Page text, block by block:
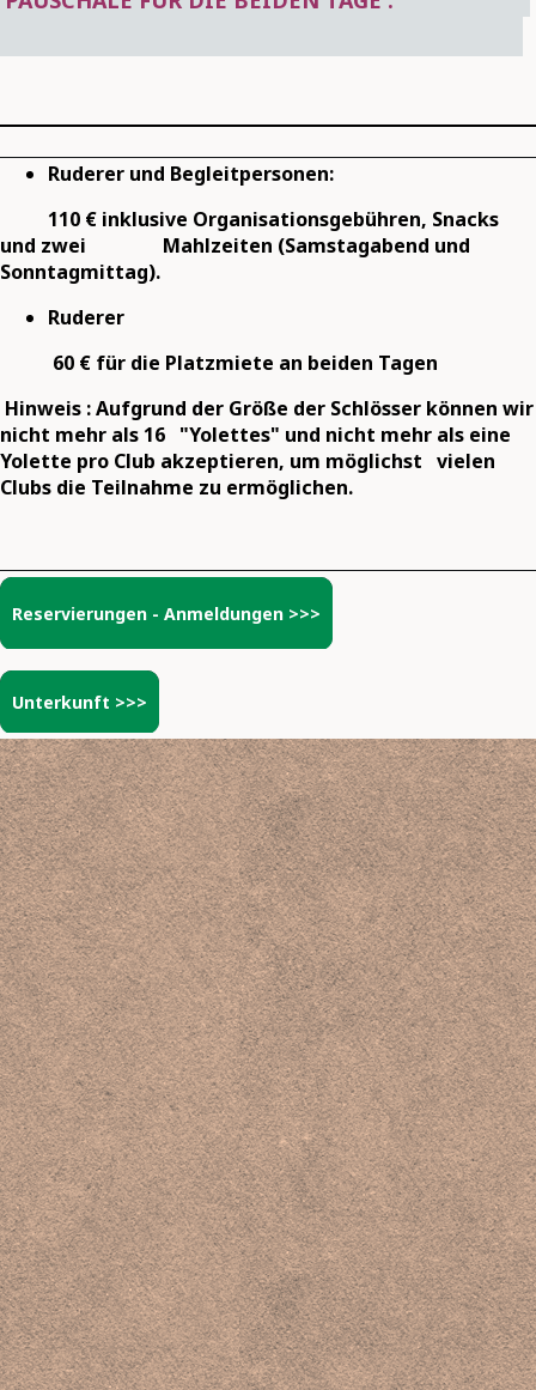
Ruderer und Begleitpersonen:
110 € inklusive Organisationsgebühren, Snacks
und zwei Mahlzeiten (Samstagabend und
Sonntagmittag).
Ruderer
60 € für die Platzmiete an beiden Tagen
Hinweis : Aufgrund der Größe der Schlösser können wir
nicht mehr als 16 "Yolettes" und nicht mehr als eine
Yolette pro Club akzeptieren, um möglichst vielen
Clubs die Teilnahme zu ermöglichen.
Reservierungen - Anmeldungen >>>
Unterkunft >>>